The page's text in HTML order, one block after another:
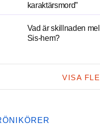
karaktärsmord”
Vad är skillnaden
Sis-hem?
VISA